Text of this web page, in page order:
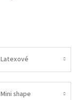
Latexové
Mini shape